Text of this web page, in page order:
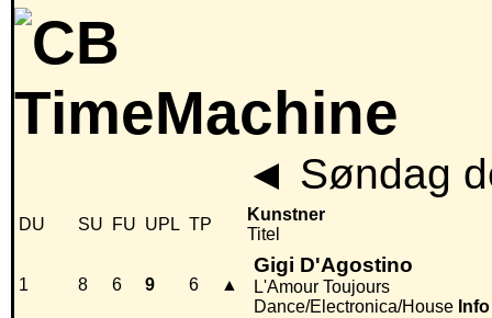
◄ Søndag
DU SU FU UPL TP
Kunstner
Titel
1 8 6 9 6 ▲
Gigi D'Agostino
L'Amour Toujours
Dance/Electronica/House Info